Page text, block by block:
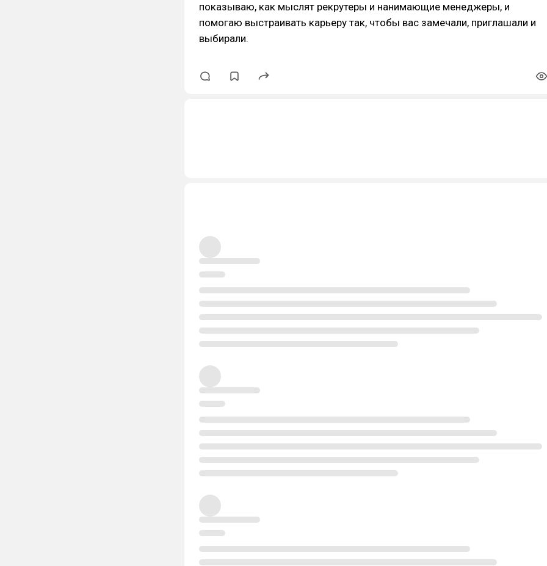
показываю, как мыслят рекрутеры и нанимающие менеджеры, и
помогаю выстраивать карьеру так, чтобы вас замечали, приглашали и
выбирали.